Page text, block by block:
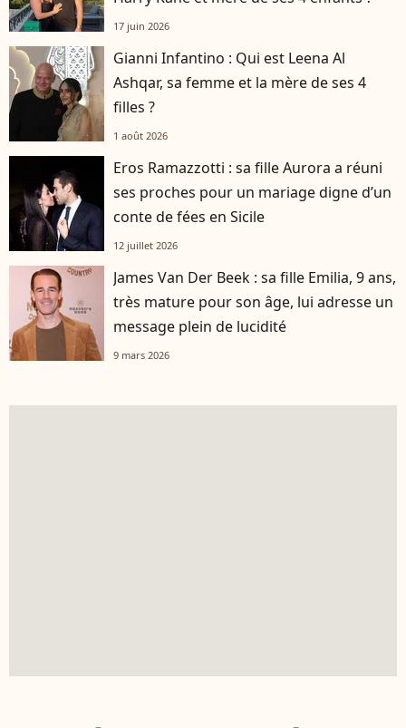
17 juin 2026
Gianni Infantino : Qui est Leena Al
Ashqar, sa femme et la mère de ses 4
filles ?
1 août 2026
Eros Ramazzotti : sa fille Aurora a réuni
ses proches pour un mariage digne d’un
conte de fées en Sicile
12 juillet 2026
James Van Der Beek : sa fille Emilia, 9 ans,
très mature pour son âge, lui adresse un
message plein de lucidité
9 mars 2026